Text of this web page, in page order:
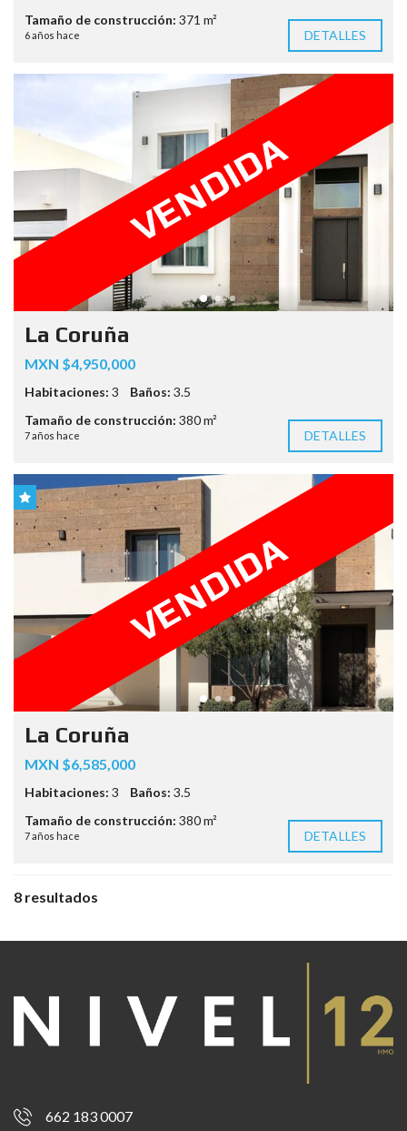
Tamaño de construcción: 371 m²
6 años hace DETALLES
VENDIDA
La Coruña
MXN $4,950,000
Habitaciones: 3 Baños: 3.5
Tamaño de construcción: 380 m²
7 años hace DETALLES
VENDIDA
La Coruña
MXN $6,585,000
Habitaciones: 3 Baños: 3.5
Tamaño de construcción: 380 m²
7 años hace DETALLES
8 resultados
662 183 0007